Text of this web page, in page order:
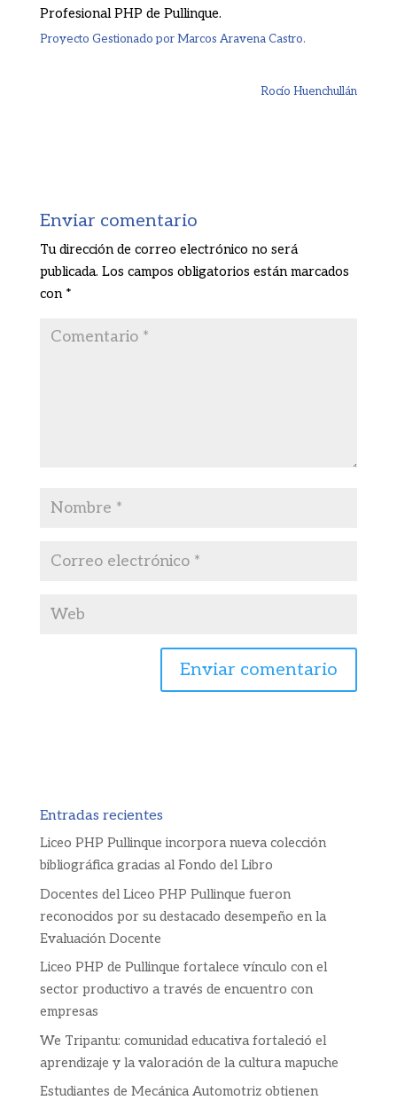
Profesional PHP de Pullinque.
Proyecto Gestionado por Marcos Aravena Castro.
Rocío Huenchullán
Enviar comentario
Tu dirección de correo electrónico no será
publicada. Los campos obligatorios están marcados
con *
Entradas recientes
Liceo PHP Pullinque incorpora nueva colección
bibliográfica gracias al Fondo del Libro
Docentes del Liceo PHP Pullinque fueron
reconocidos por su destacado desempeño en la
Evaluación Docente
Liceo PHP de Pullinque fortalece vínculo con el
sector productivo a través de encuentro con
empresas
We Tripantu: comunidad educativa fortaleció el
aprendizaje y la valoración de la cultura mapuche
Estudiantes de Mecánica Automotriz obtienen